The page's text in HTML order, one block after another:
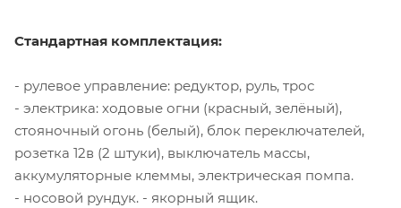
Стандартная комплектация:
- рулевое управление: редуктор, руль, трос
- электрика: ходовые огни (красный, зелёный),
стояночный огонь (белый), блок переключателей,
розетка 12в (2 штуки), выключатель массы,
аккумуляторные клеммы, электрическая помпа.
- носовой рундук. - якорный ящик.